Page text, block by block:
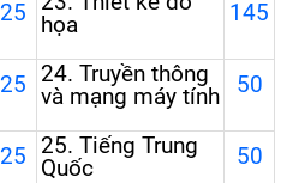
25
họa
145
25
24. Truyền thông
và mạng máy tính
50
25 25. Tiếng Trung
Quốc
50